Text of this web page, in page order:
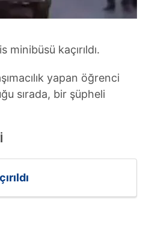
kaçırıldı.
yapan öğrenci
sırada, bir şüpheli